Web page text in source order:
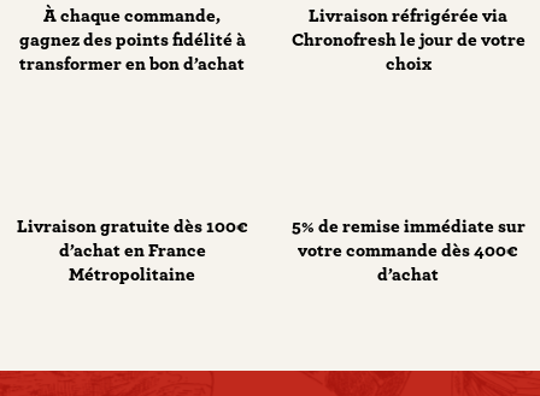
À chaque commande,
gagnez des points fidélité à
transformer en bon d’achat
Livraison réfrigérée via
Chronofresh le jour de votre
choix
Livraison gratuite dès 100€
d’achat en France
Métropolitaine
5% de remise immédiate sur
votre commande dès 400€
d’achat